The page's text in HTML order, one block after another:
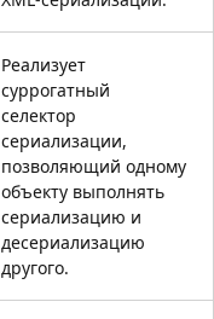
Реализует
суррогатный
селектор
сериализации,
позволяющий одному
объекту выполнять
сериализацию и
десериализацию
другого.